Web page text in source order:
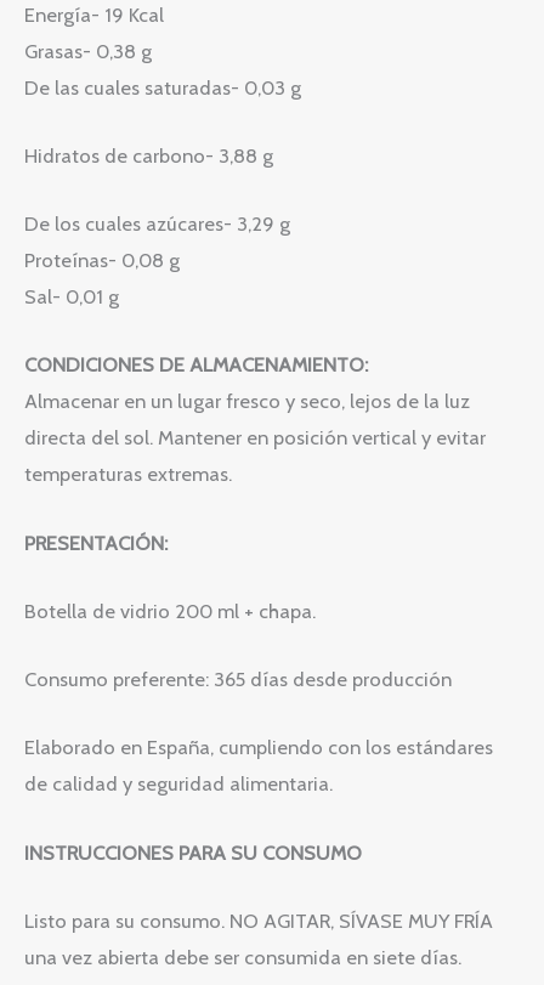
Energía- 19 Kcal
Grasas- 0,38 g
De las cuales saturadas- 0,03 g
Hidratos de carbono- 3,88 g
De los cuales azúcares- 3,29 g
Proteínas- 0,08 g
Sal- 0,01 g
CONDICIONES DE ALMACENAMIENTO:
Almacenar en un lugar fresco y seco, lejos de la luz
directa del sol. Mantener en posición vertical y evitar
temperaturas extremas.
PRESENTACIÓN:
Botella de vidrio 200 ml + chapa.
Consumo preferente: 365 días desde producción
Elaborado en España, cumpliendo con los estándares
de calidad y seguridad alimentaria.
INSTRUCCIONES PARA SU CONSUMO
Listo para su consumo. NO AGITAR, SÍVASE MUY FRÍA
una vez abierta debe ser consumida en siete días.